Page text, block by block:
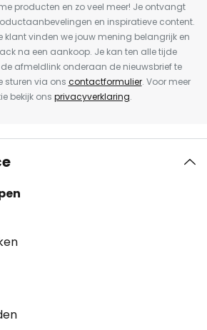
producten en zo veel meer! Je ontvangt
en inspiratieve content.
klant vinden we jouw mening belangrijk en
na een aankoop. Je kan ten alle tijde
afmeldlink onderaan de nieuwsbrief te
sturen via ons contactformulier. Voor meer
bekijk ons privacyverklaring.